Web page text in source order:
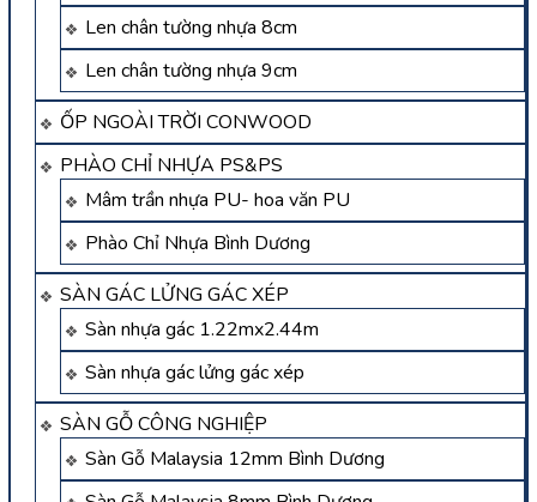
Len chân tường nhựa 8cm
Len chân tường nhựa 9cm
ỐP NGOÀI TRỜI CONWOOD
PHÀO CHỈ NHỰA PS&PS
Mâm trần nhựa PU- hoa văn PU
Phào Chỉ Nhựa Bình Dương
SÀN GÁC LỬNG GÁC XÉP
Sàn nhựa gác 1.22mx2.44m
Sàn nhựa gác lửng gác xép
SÀN GỖ CÔNG NGHIỆP
Sàn Gỗ Malaysia 12mm Bình Dương